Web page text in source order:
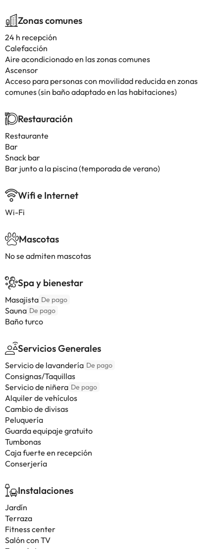
Zonas comunes
24 h recepción
Calefacción
Aire acondicionado en las zonas comunes
Ascensor
Acceso para personas con movilidad reducida en zonas
comunes (sin baño adaptado en las habitaciones)
Restauración
Restaurante
Bar
Snack bar
Bar junto a la piscina (temporada de verano)
Wifi e Internet
Wi-Fi
Mascotas
No se admiten mascotas
Spa y bienestar
Masajista De pago
Sauna De pago
Baño turco
Servicios Generales
Servicio de lavandería De pago
Consignas/Taquillas
Servicio de niñera De pago
Alquiler de vehículos
Cambio de divisas
Peluquería
Guarda equipaje gratuito
Tumbonas
Caja fuerte en recepción
Conserjería
Instalaciones
Jardín
Terraza
Fitness center
Salón con TV